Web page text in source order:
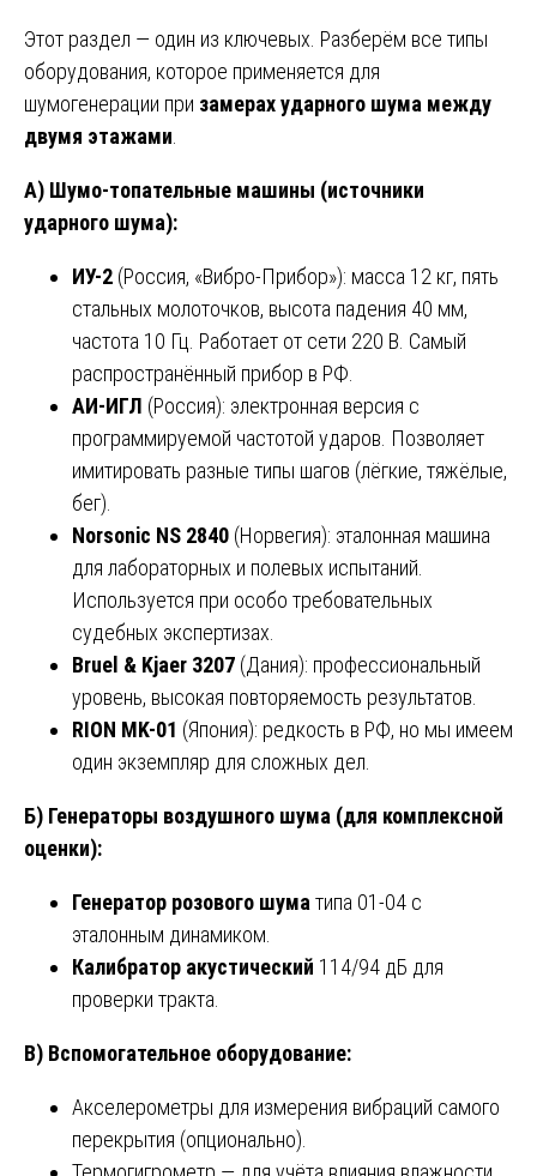
Этот раздел — один из ключевых. Разберём все типы
оборудования, которое применяется для
шумогенерации при замерах ударного шума между
двумя этажами.
А) Шумо-топательные машины (источники
ударного шума):
ИУ-2 (Россия, «Вибро-Прибор»): масса 12 кг, пять
стальных молоточков, высота падения 40 мм,
частота 10 Гц. Работает от сети 220 В. Самый
распространённый прибор в РФ.
АИ-ИГЛ (Россия): электронная версия с
программируемой частотой ударов. Позволяет
имитировать разные типы шагов (лёгкие, тяжёлые,
бег).
Norsonic NS 2840 (Норвегия): эталонная машина
для лабораторных и полевых испытаний.
Используется при особо требовательных
судебных экспертизах.
Bruel & Kjaer 3207 (Дания): профессиональный
уровень, высокая повторяемость результатов.
RION MK-01 (Япония): редкость в РФ, но мы имеем
один экземпляр для сложных дел.
Б) Генераторы воздушного шума (для комплексной
оценки):
Генератор розового шуматипа 01-04 с
эталонным динамиком.
Калибратор акустический 114/94 дБ для
проверки тракта.
В) Вспомогательное оборудование:
Акселерометры для измерения вибраций самого
перекрытия (опционально).